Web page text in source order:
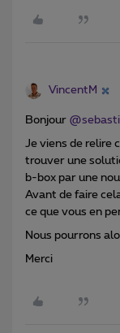
VincentM
Bonjour
Je viens de relire
trouver une
b-box par une
Avant de faire
ce que vous en
Nous pourrons
Merci